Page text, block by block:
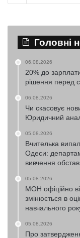
Головні
06.08.2026
20% до
рішення перед
06.08.2026
Чи скасовує
Юридичний
05.08.2026
Вчителька
Одеси:
вивчення
05.08.2026
МОН офіційно
змінюється в
навчального
05.08.2026
Про